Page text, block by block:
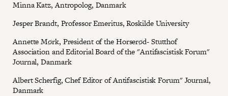
Minna Katz, Antropolog, Danmark
Jesper Brandt, Professor Emeritus, Roskilde University
Annette Mørk, President of the Horserød- Stutthof
Association and Editorial Board of the "Antifascistisk Forum"
Journal, Danmark
Albert Scherfig, Chef Editor of Antifascistisk Forum" Journal,
Danmark